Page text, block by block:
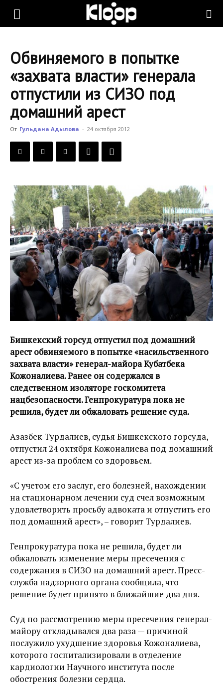
KLOOP.KG
Новости
Кыргызстана
Обвиняемого в попытке
«захвата власти» генерала
отпустили из СИЗО под
домашний арест
От Гульдана Адылова - 24 октября 2012
Бишкекский горсуд отпустил под домашний
арест обвиняемого в попытке «насильственного
захвата власти» генерал-майора Кубатбека
Кожоналиева. Ранее он содержался в
следственном изоляторе госкомитета
нацбезопасности. Генпрокуратура пока не
решила, будет ли обжаловать решение суда.
Азазбек Турдалиев, судья Бишкекского горсуда,
отпустил 24 октября Кожоналиева под домашний
арест из-за проблем со здоровьем.
«С учетом его заслуг, его болезней, нахождении
на стационарном лечении суд счел возможным
удовлетворить просьбу адвоката и отпустить его
под домашний арест», – говорит Турдалиев.
Генпрокуратура пока не решила, будет ли
обжаловать изменение меры пресечения с
содержания в СИЗО на домашний арест. Пресс-
служба надзорного органа сообщила, что
решение будет принято в ближайшие два дня.
Суд по рассмотрению меры пресечения генерал-
майору откладывался два раза — причиной
послужило ухудшение здоровья Кожоналиева,
которого госпитализировали в отделение
кардиологии Научного института после
обострения болезни сердца.